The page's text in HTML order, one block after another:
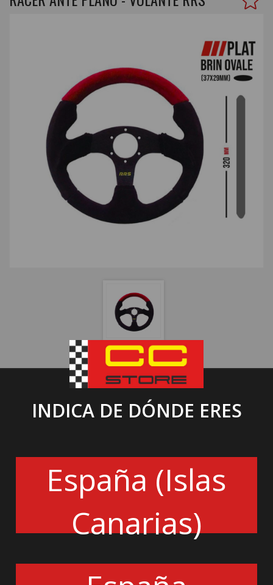
INDICA DE DÓNDE ERES
España (Islas
Canarias)
VOLANTE COCHE
89.00€
Diámetro : 320mm
Sección de la empuñadura: ovalada y preformada de
37x29 mm
Plato : Plano
Material de la empuñadura: piel bicolor negra y roja
Franja de centrado : Ninguna